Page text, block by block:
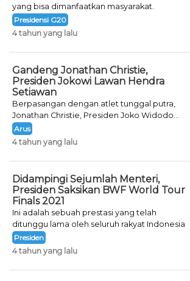
yang bisa dimanfaatkan masyarakat.
Presidensi G20
4 tahun yang lalu
Gandeng Jonathan Christie,
Presiden Jokowi Lawan Hendra
Setiawan
Berpasangan dengan atlet tunggal putra,
Jonathan Christie, Presiden Joko Widodo
melawan pasangan Hendra Setiawan dan
Ketua Umum Persatuan Bulu Tangkis
Seluruh Indonesia (PBSI), Agung Firman
Arus
4 tahun yang lalu
Didampingi Sejumlah Menteri,
Presiden Saksikan BWF World Tour
Finals 2021
Ini adalah sebuah prestasi yang telah
ditunggu lama oleh seluruh rakyat Indonesia
Presiden
4 tahun yang lalu